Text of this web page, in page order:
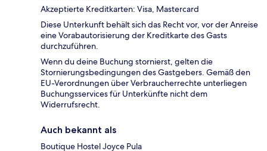
Akzeptierte Kreditkarten: Visa, Mastercard
Diese Unterkunft behält sich das Recht vor, vor der Anreise
eine Vorabautorisierung der Kreditkarte des Gasts
durchzuführen.
Wenn du deine Buchung stornierst, gelten die
Stornierungsbedingungen des Gastgebers. Gemäß den
EU-Verordnungen über Verbraucherrechte unterliegen
Buchungsservices für Unterkünfte nicht dem
Widerrufsrecht.
Auch bekannt als
Boutique Hostel Joyce Pula